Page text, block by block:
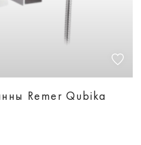
Remer Qubika